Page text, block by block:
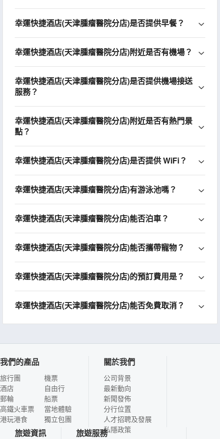
幸運快捷酒店(天津腫瘤醫院分店)是否提供早餐？
幸運快捷酒店(天津腫瘤醫院分店)附近是否有機場？
幸運快捷酒店(天津腫瘤醫院分店)是否提供機場接送
服務？
幸運快捷酒店(天津腫瘤醫院分店)附近是否有熱門景
點？
幸運快捷酒店(天津腫瘤醫院分店)是否提供 WiFi？
幸運快捷酒店(天津腫瘤醫院分店)有游泳池嗎？
幸運快捷酒店(天津腫瘤醫院分店)能否泊車？
幸運快捷酒店(天津腫瘤醫院分店)能否攜帶寵物？
幸運快捷酒店(天津腫瘤醫院分店)的預訂費用是？
幸運快捷酒店(天津腫瘤醫院分店)能否免費取消？
我們的產品
旅行團
酒店
郵輪
高鐵火車票
港玩港食
機票
自由行
船票
當地體驗
獨立包團
關於我們
公司背景
最新動向
新聞發佈
分行位置
人才招聘及發展
私隱政策
旅遊資訊 旅遊服務